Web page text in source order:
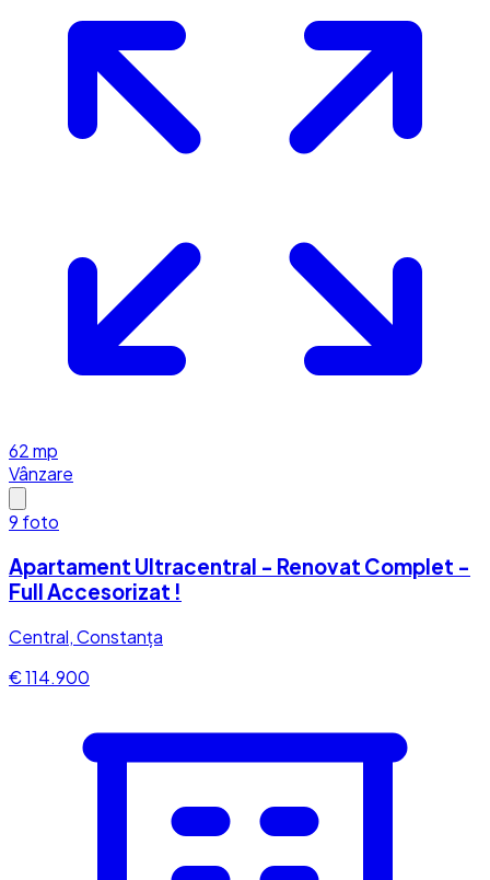
62mp
Vânzare
9 foto
Apartament Ultracentral - Renovat Complet -
Full Accesorizat !
Central, Constanța
€ 114.900